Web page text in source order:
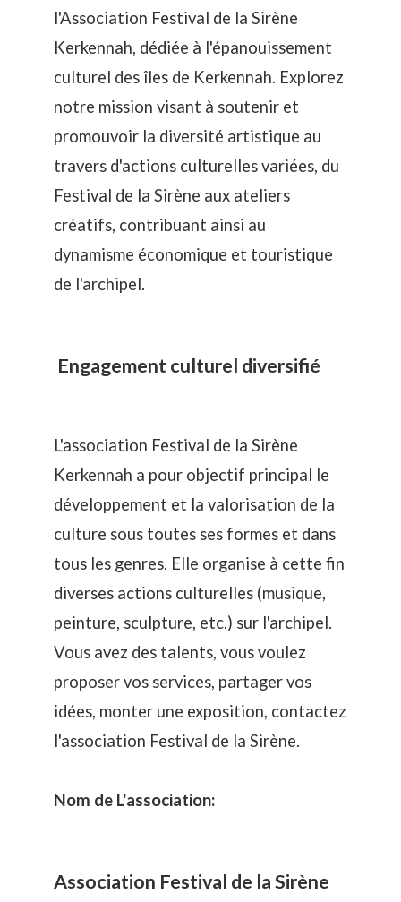
l'Association Festival de la Sirène
Kerkennah, dédiée à l'épanouissement
culturel des îles de Kerkennah. Explorez
notre mission visant à soutenir et
promouvoir la diversité artistique au
travers d'actions culturelles variées, du
Festival de la Sirène aux ateliers
créatifs, contribuant ainsi au
dynamisme économique et touristique
de l'archipel.
Engagement culturel diversifié
L'association Festival de la Sirène
Kerkennah a pour objectif principal le
développement et la valorisation de la
culture sous toutes ses formes et dans
tous les genres. Elle organise à cette fin
diverses actions culturelles (musique,
peinture, sculpture, etc.) sur l'archipel.
Vous avez des talents, vous voulez
proposer vos services, partager vos
idées, monter une exposition, contactez
l'association Festival de la Sirène.
Nom de L'association:
Association Festival de la Sirène